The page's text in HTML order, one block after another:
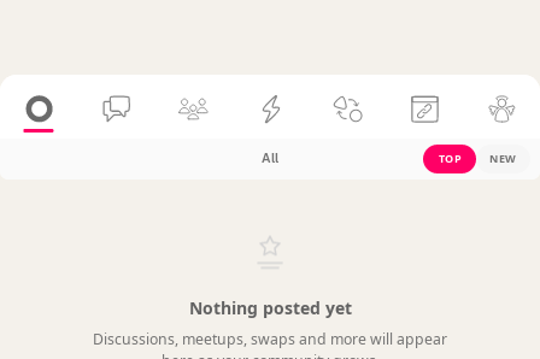
All TOP NEW
Nothing posted yet
Discussions, meetups, swaps and more will appear